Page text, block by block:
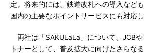
定。将来的には、鉄道改札への導入など
国内の主要なポイントサービスにも対応
両社は「SAKULaLa」について、JCB
トナーとして、普及拡大に向けたさらな